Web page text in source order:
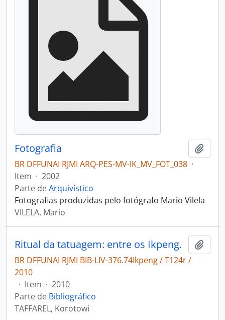
Fotografia
BR DFFUNAI RJMI ARQ-PES-MV-IK_MV_FOT_038 ·
Item · 2002
Parte deArquivístico
Fotografias produzidas pelo fotógrafo Mario Vilela
VILELA, Mario
Ritual da tatuagem: entre os Ikpeng.
BR DFFUNAI RJMI BIB-LIV-376.74Ikpeng / T124r /
2010
· Item · 2010
Parte de Bibliográfico
TAFFAREL, Korotowi